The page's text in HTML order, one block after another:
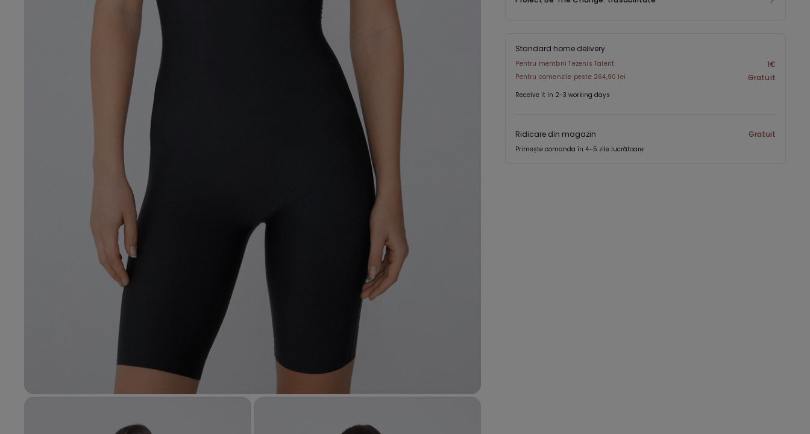
o cămașă largă sau accesorii, poate constitui o ținută contemporană
Standard home delivery
Pentru membrii Tezenis Talent 1€
Pentru comenzile peste 264,90 lei Gratuit
Receive it in 2-3 working days
Ridicare din magazin Gratuit
Primește comanda în 4–5 zile lucrătoare